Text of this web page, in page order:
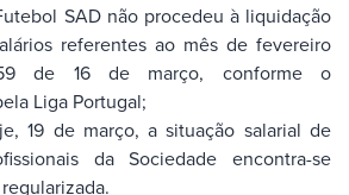
SAD não procedeu à liquidação
referentes ao mês de fevereiro
de 16 de março, conforme o
Liga Portugal;
19 de março, a situação salarial de
da Sociedade encontra-se